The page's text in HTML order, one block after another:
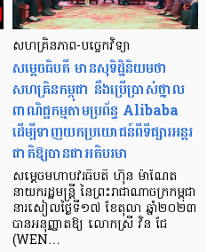
សហគ្រិនភាព-បច្ចេកវិទ្យា
សម្តេចធិបតី មានសុទិដ្ឋិនិយមថា
សហគ្រិនកម្ពុជា នឹងប្រើប្រាស់ថ្នាល
ពាណិជ្ជកម្មតាមប្រព័ន្ធ Alibaba
ដើម្បីទាញយកប្រយោជន៍ពីទីផ្សារអន្តរ
ជាតិឱ្យបានជាអតិបរមា
សម្តេចមហាបវរធិបតី ហ៊ុន ម៉ាណែត
នាយករដ្ឋមន្រ្តី នៃព្រះរាជាណាចក្រកម្ពុជា
នារសៀលថ្ងៃទី១៧ ខែតុលា ឆ្នាំ២០២៣
បានអនុញ្ញាតឱ្យ លោកស្រី វិន ជែ
(WEN…